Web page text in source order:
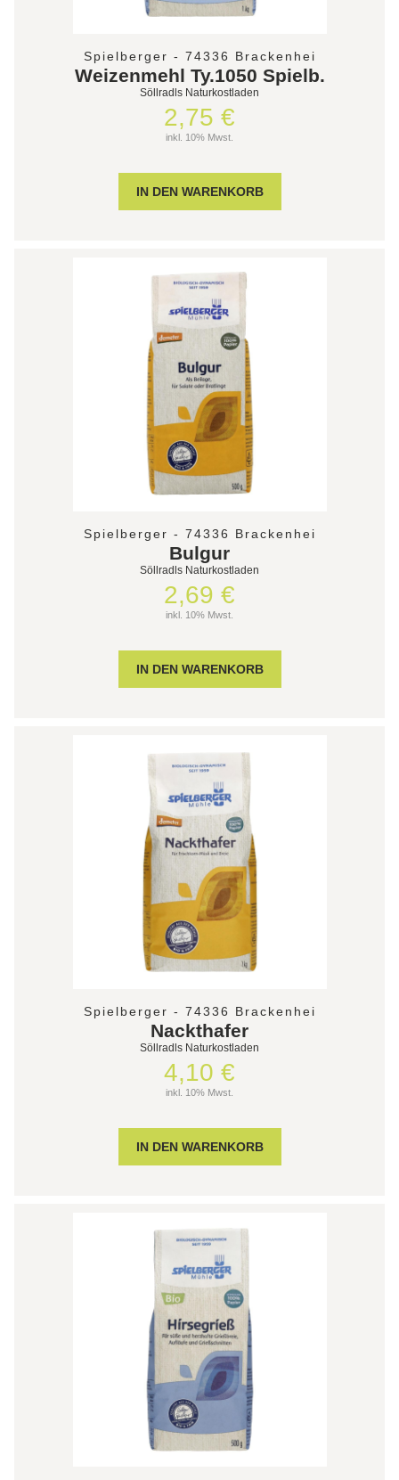
Spielberger - 74336 Brackenhei
Weizenmehl Ty.1050 Spielb.
Söllradls Naturkostladen
2,75 €
inkl. 10% Mwst.
Spielberger - 74336 Brackenhei
Bulgur
Söllradls Naturkostladen
2,69 €
inkl. 10% Mwst.
Spielberger - 74336 Brackenhei
Nackthafer
Söllradls Naturkostladen
4,10 €
inkl. 10% Mwst.